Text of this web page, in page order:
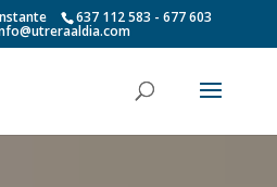
637 112 583 - 677 603